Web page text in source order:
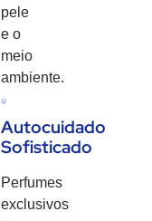
pele
e o
meio
ambiente.
Autocuidado
Sofisticado
Perfumes
exclusivos